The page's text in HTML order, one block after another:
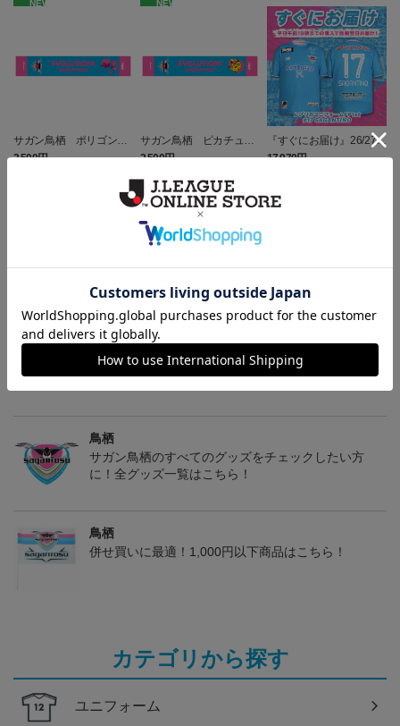
NEW
サガン鳥栖 ポリゴンZ
タオルマフラー
2,500円
NEW
サガン鳥栖 ピカチュウ
タオルマフラー
2,500円
『すぐにお届け』26/27レ
プリカユニフォームFP1st
17,970円
ユニフォームはこちらをチェック♪
鳥栖
ニューバランスコラボグッズはこちら♪
鳥栖
サガン鳥栖のすべてのグッズをチェックしたい方
に！全グッズ一覧はこちら！
鳥栖
併せ買いに最適！1,000円以下商品はこちら！
カテゴリから探す
ユニフォーム